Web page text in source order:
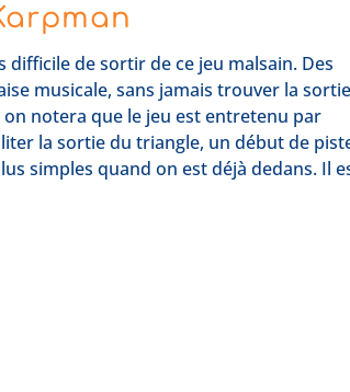
de sortir de ce jeu malsain. Des
musicale, sans jamais trouver la
on notera que le jeu est entretenu par
la sortie du triangle, un début de
simples quand on est déjà dedans. Il